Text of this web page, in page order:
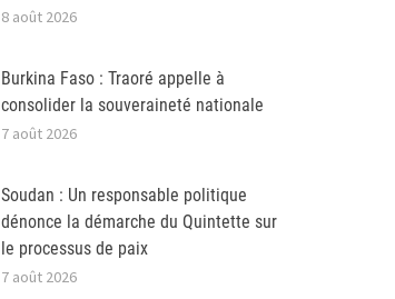
8 août 2026
Burkina Faso : Traoré appelle à
consolider la souveraineté nationale
7 août 2026
Soudan : Un responsable politique
dénonce la démarche du Quintette sur
le processus de paix
7 août 2026